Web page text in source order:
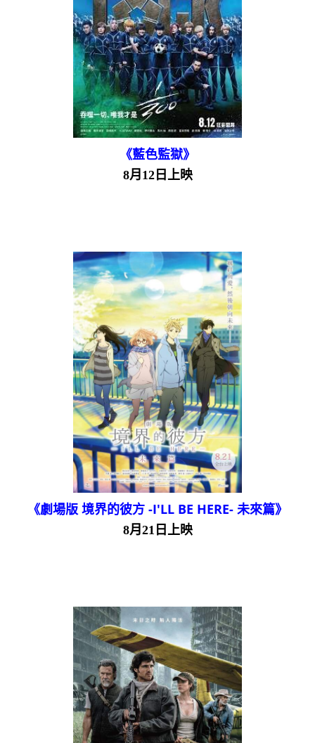
《藍色監獄》
8月12日上映
《劇場版 境界的彼方 -I'LL BE HERE- 未來篇》
8月21日上映